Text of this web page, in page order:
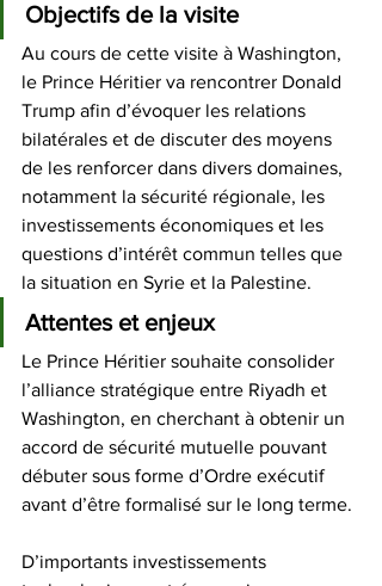
Objectifs de la visite
Au cours de cette visite à Washington,
le Prince Héritier va rencontrer Donald
Trump afin d’évoquer les relations
bilatérales et de discuter des moyens
de les renforcer dans divers domaines,
notamment la sécurité régionale, les
investissements économiques et les
questions d’intérêt commun telles que
la situation en Syrie et la Palestine.
Attentes et enjeux
Le Prince Héritier souhaite consolider
l’alliance stratégique entre Riyadh et
Washington, en cherchant à obtenir un
accord de sécurité mutuelle pouvant
débuter sous forme d’Ordre exécutif
avant d’être formalisé sur le long terme.
D’importants investissements